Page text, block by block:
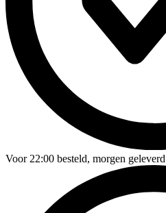
Voor22:00 besteld, morgen geleverd